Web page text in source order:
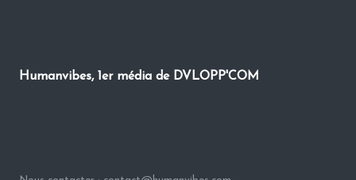
Humanvibes, 1er média de DVLOPP'COM